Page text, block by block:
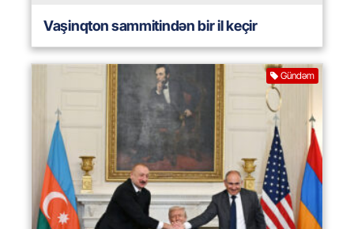
Vaşinqton sammitindən bir il keçir
Gündəm